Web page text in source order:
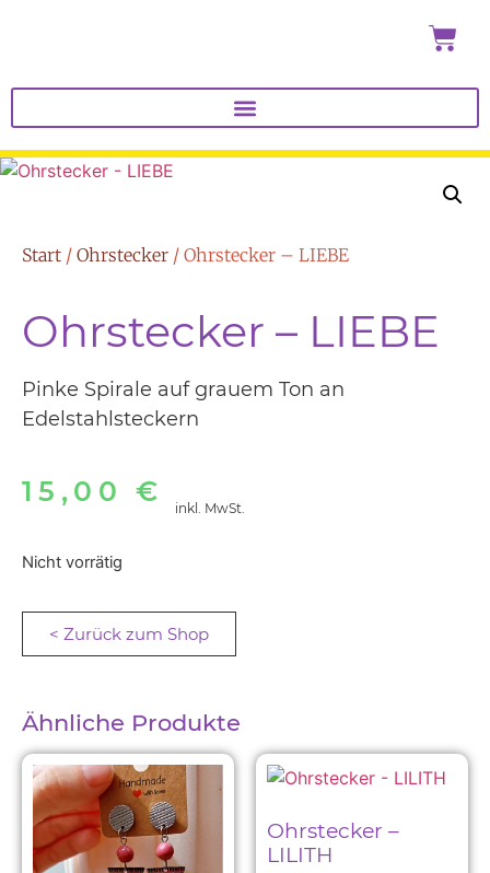
Start / Ohrstecker / Ohrstecker – LIEBE
Ohrstecker – LIEBE
Pinke Spirale auf grauem Ton an
Edelstahlsteckern
15,00€ inkl. MwSt.
Nicht vorrätig
< Zurück zum Shop
Ähnliche Produkte
Ohrstecker –
LILITH